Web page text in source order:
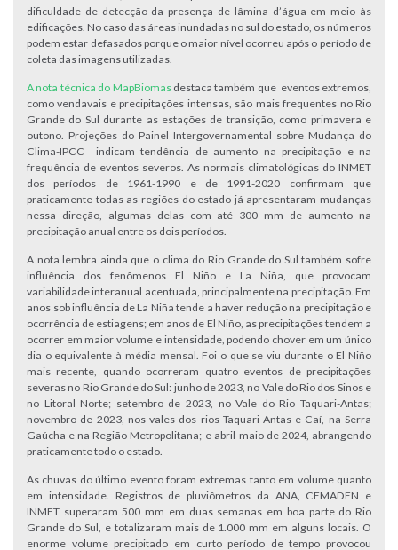
dificuldade de detecção da presença de lâmina d’água em meio às
edificações. No caso das áreas inundadas no sul do estado, os números
podem estar defasados porque o maior nível ocorreu após o período de
coleta das imagens utilizadas.
A nota técnica do MapBiomasdestaca também que eventos extremos,
como vendavais e precipitações intensas, são mais frequentes no Rio
Grande do Sul durante as estações de transição, como primavera e
outono. Projeções do Painel Intergovernamental sobre Mudança do
Clima-IPCC indicam tendência de aumento na precipitação e na
frequência de eventos severos. As normais climatológicas do INMET
dos períodos de 1961-1990 e de 1991-2020 confirmam que
praticamente todas as regiões do estado já apresentaram mudanças
nessa direção, algumas delas com até 300 mm de aumento na
precipitação anual entre os dois períodos.
A nota lembra ainda que o clima do Rio Grande do Sul também sofre
influência dos fenômenos El Niño e La Niña, que provocam
variabilidade interanual acentuada, principalmente na precipitação. Em
anos sob influência de La Niña tende a haver redução na precipitação e
ocorrência de estiagens; em anos de El Niño, as precipitações tendem a
ocorrer em maior volume e intensidade, podendo chover em um único
dia o equivalente à média mensal. Foi o que se viu durante o El Niño
mais recente, quando ocorreram quatro eventos de precipitações
severas no Rio Grande do Sul: junho de 2023, no Vale do Rio dos Sinos e
no Litoral Norte; setembro de 2023, no Vale do Rio Taquari-Antas;
novembro de 2023, nos vales dos rios Taquari-Antas e Caí, na Serra
Gaúcha e na Região Metropolitana; e abril-maio de 2024, abrangendo
praticamente todo o estado.
As chuvas do último evento foram extremas tanto em volume quanto
em intensidade. Registros de pluviômetros da ANA, CEMADEN e
INMET superaram 500 mm em duas semanas em boa parte do Rio
Grande do Sul, e totalizaram mais de 1.000 mm em alguns locais. O
enorme volume precipitado em curto período de tempo provocou